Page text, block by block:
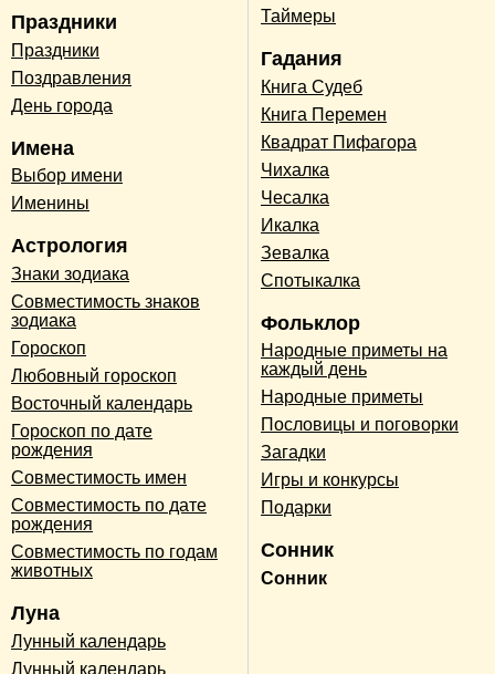
Праздники
Праздники
Поздравления
День города
Имена
Выбор имени
Именины
Астрология
Знаки зодиака
Совместимость знаков
зодиака
Гороскоп
Любовный гороскоп
Восточный календарь
Гороскоп по дате
рождения
Совместимость имен
Совместимость по дате
рождения
Совместимость по годам
животных
Луна
Лунный календарь
Лунный календарь
Таймеры
Гадания
Книга Судеб
Книга Перемен
Квадрат Пифагора
Чихалка
Чесалка
Икалка
Зевалка
Спотыкалка
Фольклор
Народные приметы на
каждый день
Народные приметы
Пословицы и поговорки
Загадки
Игры и конкурсы
Подарки
Сонник
Сонник